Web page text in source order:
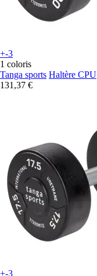
+-3
1 coloris
Tanga sports Haltère CPU
131,37 €
+-3